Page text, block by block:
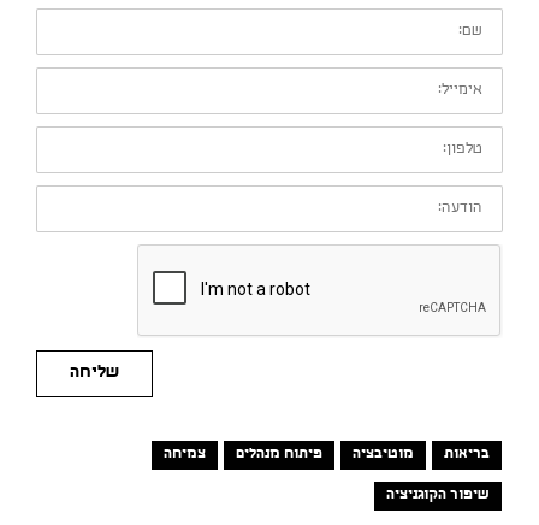
שם:
אימייל:
טלפון:
הודעה:
שליחה
בריאות מוטיבציה פיתוח מנהלים צמיחה
שיפור הקוגניציה